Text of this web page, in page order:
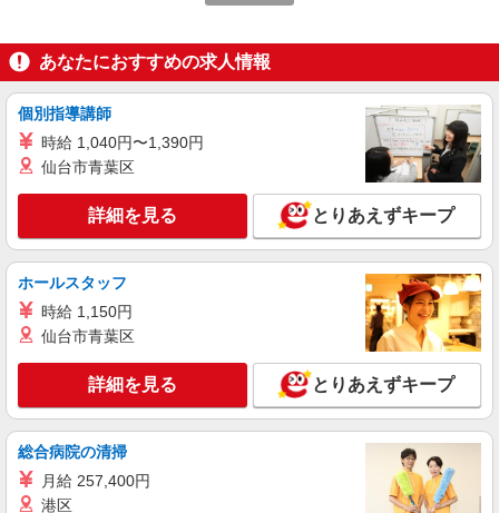
イベントスタッフ
時給1250円 【給与支給日】 当月末締め/翌月
25日払い（指定口座へお振込み）
千葉県八千代市大和田新田303
キープ 詳細を見る
パート
株式会社バイトレ（ADM250919GN02）
【迷ったらコレ】箱に入れるだけ♪モクモク軽
時給1374円〜時給1600円（就業先により異な
千葉県八千代市
キープ 詳細を見る
契約社員
コカ・コーラ ボトラーズジャパンベンディング＿八千代SC【求人番
号：83407】
あなたにおすすめの求人情報
個別指導講師
時給 1,040円〜1,390円
仙台市青葉区
詳細を見る とりあえずキープ
ホールスタッフ
時給 1,150円
仙台市青葉区
詳細を見る とりあえずキープ
総合病院の清掃
月給 257,400円
港区